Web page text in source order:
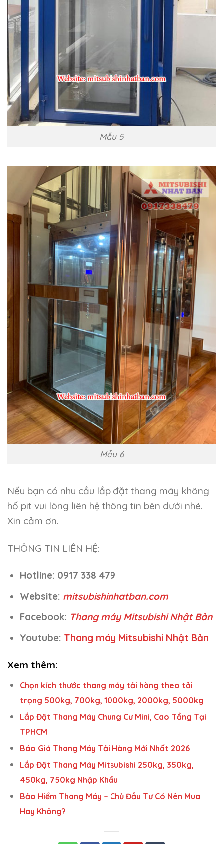
Mẫu 5
Mẫu 6
Nếu bạn có nhu cầu lắp đặt thang máy không
hố pit vui lòng liên hệ thông tin bên dưới nhé.
Xin cảm ơn.
THÔNG TIN LIÊN HỆ:
Hotline: 0917 338 479
Website: mitsubishinhatban.com
Facebook: Thang máy Mitsubishi Nhật Bản
Youtube: Thang máy Mitsubishi Nhật Bản
Xem thêm:
Chọn kích thước thang máy tải hàng theo tải
trọng 500kg, 700kg, 1000kg, 2000kg, 5000kg
Lắp Đặt Thang Máy Chung Cư Mini, Cao Tầng Tại
TPHCM
Báo Giá Thang Máy Tải Hàng Mới Nhất 2026
Lắp Đặt Thang Máy Mitsubishi 250kg, 350kg,
450kg, 750kg Nhập Khẩu
Bảo Hiểm Thang Máy – Chủ Đầu Tư Có Nên Mua
Hay Không?